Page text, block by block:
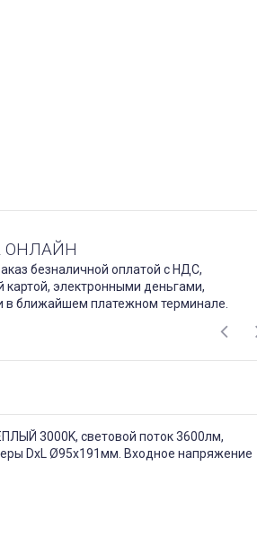
ОНЛАЙН
безналичной оплатой с НДС,
картой, электронными деньгами,
в ближайшем платежном терминале.
3000K, световой поток 3600лм,
DxL Ø95x191мм. Входное напряжение